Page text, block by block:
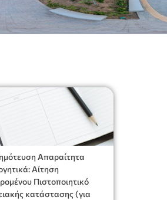
Απαραίτητα
Αίτηση
Πιστοποιητικό
κατάστασης (για